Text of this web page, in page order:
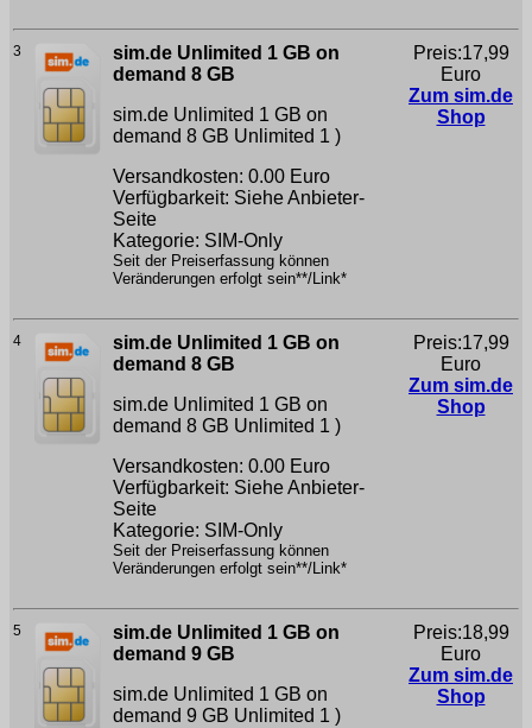
3
sim.de Unlimited 1 GB on
demand 8 GB
sim.de Unlimited 1 GB on
demand 8 GB Unlimited 1 )
Versandkosten: 0.00 Euro
Verfügbarkeit: Siehe Anbieter-
Seite
Kategorie: SIM-Only
Seit der Preiserfassung können
Veränderungen erfolgt sein**/Link*
Preis:17,99
Euro
Zum sim.de
Shop
4
sim.de Unlimited 1 GB on
demand 8 GB
sim.de Unlimited 1 GB on
demand 8 GB Unlimited 1 )
Versandkosten: 0.00 Euro
Verfügbarkeit: Siehe Anbieter-
Seite
Kategorie: SIM-Only
Seit der Preiserfassung können
Veränderungen erfolgt sein**/Link*
Preis:17,99
Euro
Zum sim.de
Shop
5
sim.de Unlimited 1 GB on
demand 9 GB
sim.de Unlimited 1 GB on
demand 9 GB Unlimited 1 )
Preis:18,99
Euro
Zum sim.de
Shop